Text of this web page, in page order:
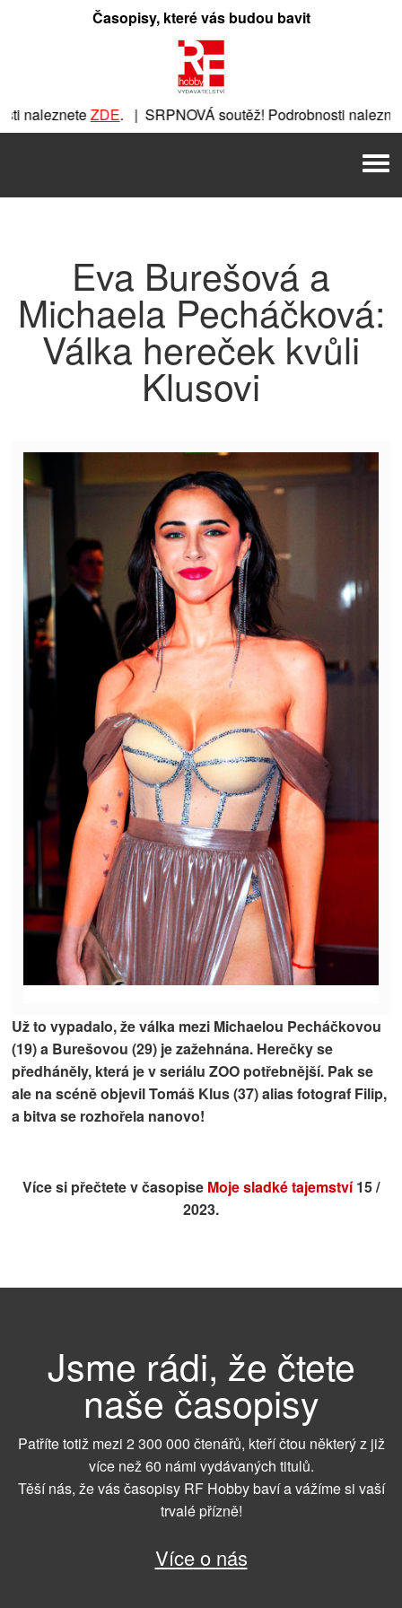
Časopisy, které vás budou bavit
nalezneteZDE. | SRPNOVÁ soutěž! Podrobnosti
. |
Eva Burešová a
Michaela Pecháčková:
Válka hereček kvůli
Klusovi
Už to vypadalo, že válka mezi Michaelou Pecháčkovou
(19) a Burešovou (29) je zažehnána. Herečky se
předháněly, která je v seriálu ZOO potřebnější. Pak se
ale na scéně objevil Tomáš Klus (37) alias fotograf Filip,
a bitva se rozhořela nanovo!
Více si přečtete v časopise Moje sladké tajemství15 /
2023.
Jsme rádi, že čtete
naše časopisy
Patříte totiž mezi 2 300 000 čtenářů, kteří čtou některý z již
více než 60 námi vydávaných titulů.
Těší nás, že vás časopisy RF Hobby baví a vážíme si vaší
trvalé přízně!
Více o nás